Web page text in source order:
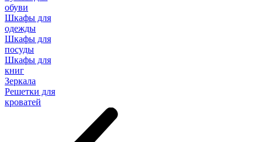
обуви
Шкафы для
одежды
Шкафы для
посуды
Шкафы для
книг
Зеркала
Решетки для
кроватей